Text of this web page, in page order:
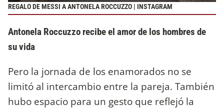
REGALO DE MESSI A ANTONELA ROCCUZZO | INSTAGRAM
Antonela Roccuzzo recibe el amor de los hombres de
su vida
Pero la jornada de los enamorados no se
limitó al intercambio entre la pareja. También
hubo espacio para un gesto que reflejó la